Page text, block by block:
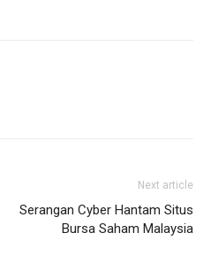
Next article
Serangan Cyber Hantam Situs
Bursa Saham Malaysia